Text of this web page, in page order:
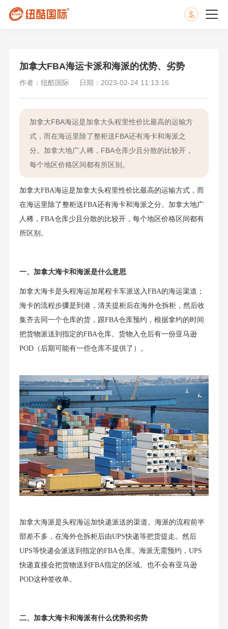
加拿大FBA海运卡派和海派的优势、劣势
作者：纽酷国际 日期：2023-02-24 11:13:16
加拿大FBA海运是加拿大头程里性价比最高的运输方
式，而在海运里除了整柜送FBA还有海卡和海派之
分。加拿大地广人稀，FBA仓库少且分散的比较开，
每个地区价格区间都有所区别。
加拿大FBA海运是加拿大头程里性价比最高的运输方式，而
在海运里除了整柜送FBA还有海卡和海派之分。加拿大地广
人稀，FBA仓库少且分散的比较开，每个地区价格区间都有
所区别。
一、加拿大海卡和海派是什么意思
加拿大海卡是头程海运加尾程卡车派送入FBA的海运渠道；
海卡的流程步骤是到港，清关提柜后在海外仓拆柜，然后收
集齐去同一个仓库的货，跟FBA仓库预约，根据拿约的时间
把货物派送到指定的FBA仓库。货物入仓后有一份亚马逊
POD（后期可能有一些仓库不提供了）。
加拿大海派是头程海运加快递派送的渠道。海派的流程前半
部差不多，在海外仓拆柜后由UPS快递等把货提走。然后
UPS等快递会派送到指定的FBA仓库。海派无需预约，UPS
快递直接会把货物送到FBA指定的区域。也不会有亚马逊
POD这种签收单。
二、加拿大海卡和海派有什么优势和劣势